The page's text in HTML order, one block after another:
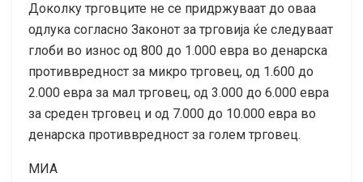
Доколку трговците не се придржуваат до оваа
одлука согласно Законот за трговија ќе следуваат
глоби во износ од 800 до 1.000 евра во денарска
противвредност за микро трговец, од 1.600 до
2.000 евра за мал трговец, од 3.000 до 6.000 евра
за среден трговец и од 7.000 до 10.000 евра во
денарска противвредност за голем трговец.
МИА